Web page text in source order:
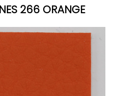
266 ORANGE